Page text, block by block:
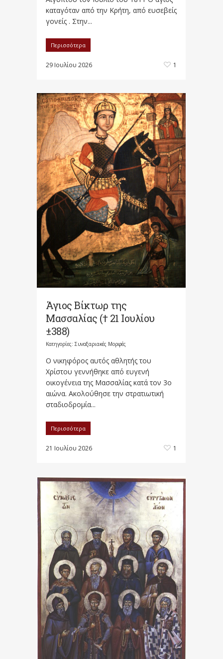
καταγόταν από την Κρήτη, από ευσεβείς
γονείς . Στην...
Περισσότερα
29 Ιουλίου 2026 1
Άγιος Βίκτωρ της
Μασσαλίας († 21 Ιουλίου
±388)
Κατηγορίες: Συναξαριακές Μορφές
Ο νικηφόρος αυτός αθλητής του
Χρίστου γεννήθηκε από ευγενή
οικογένεια της Μασσαλίας κατά τον 3ο
αιώνα. Ακολούθησε την στρατιωτική
σταδιοδρομία...
Περισσότερα
21 Ιουλίου 2026 1